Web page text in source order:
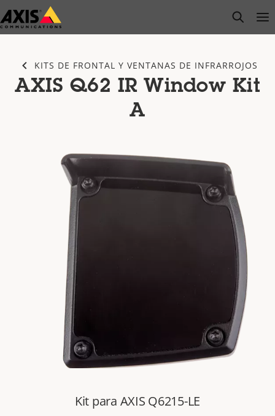
Saltar
al
open
KITS DE FRONTAL Y VENTANAS DE INFRARROJOS
AXIS Q62 IR Window Kit
A
Kit para AXIS Q6215-LE